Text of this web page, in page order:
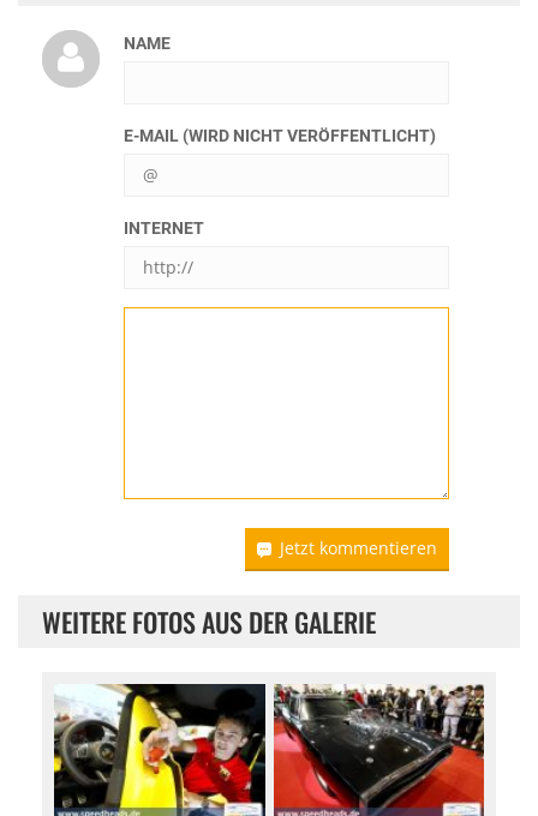
NAME
E-MAIL (WIRD NICHT VERÖFFENTLICHT)
INTERNET
Jetzt kommentieren
WEITERE FOTOS AUS DER GALERIE